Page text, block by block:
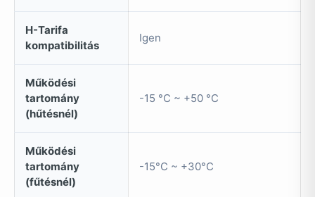
H-Tarifa
kompatibilitás
Igen
Működési
tartomány
(hűtésnél)
-15 °C ~ +50 °C
Működési
tartomány
(fűtésnél)
-15°C ~ +30°C